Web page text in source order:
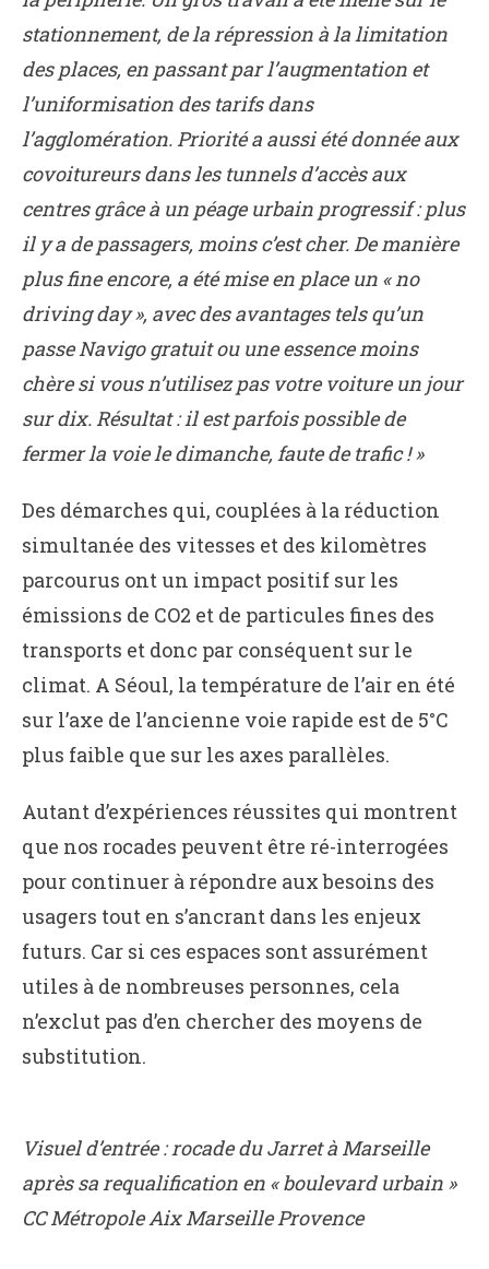
stationnement, de la répression à la limitation
des places, en passant par l’augmentation et
l’uniformisation des tarifs dans
l’agglomération. Priorité a aussi été donnée aux
covoitureurs dans les tunnels d’accès aux
centres grâce à un péage urbain progressif : plus
il y a de passagers, moins c’est cher. De manière
plus fine encore, a été mise en place un « no
driving day », avec des avantages tels qu’un
passe Navigo gratuit ou une essence moins
chère si vous n’utilisez pas votre voiture un jour
sur dix. Résultat : il est parfois possible de
fermer la voie le dimanche, faute de trafic ! »
Des démarches qui, couplées à la réduction
simultanée des vitesses et des kilomètres
parcourus ont un impact positif sur les
émissions de CO2 et de particules fines des
transports et donc par conséquent sur le
climat. A Séoul, la température de l’air en été
sur l’axe de l’ancienne voie rapide est de 5°C
plus faible que sur les axes parallèles.
Autant d’expériences réussites qui montrent
que nos rocades peuvent être ré-interrogées
pour continuer à répondre aux besoins des
usagers tout en s’ancrant dans les enjeux
futurs. Car si ces espaces sont assurément
utiles à de nombreuses personnes, cela
n’exclut pas d’en chercher des moyens de
substitution.
Visuel d’entrée : rocade du Jarret à Marseille
après sa requalification en « boulevard urbain »
CC Métropole Aix Marseille Provence